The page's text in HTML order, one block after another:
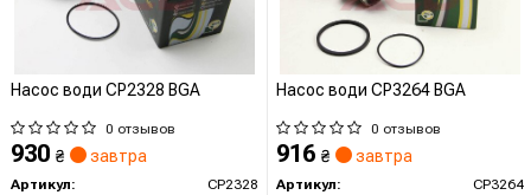
Насос води CP2328 BGA
0 отзывов
930 ₴ завтра
Артикул:
CP2328
Насос води CP3264 BGA
0 отзывов
916 ₴ завтра
Артикул:
CP3264